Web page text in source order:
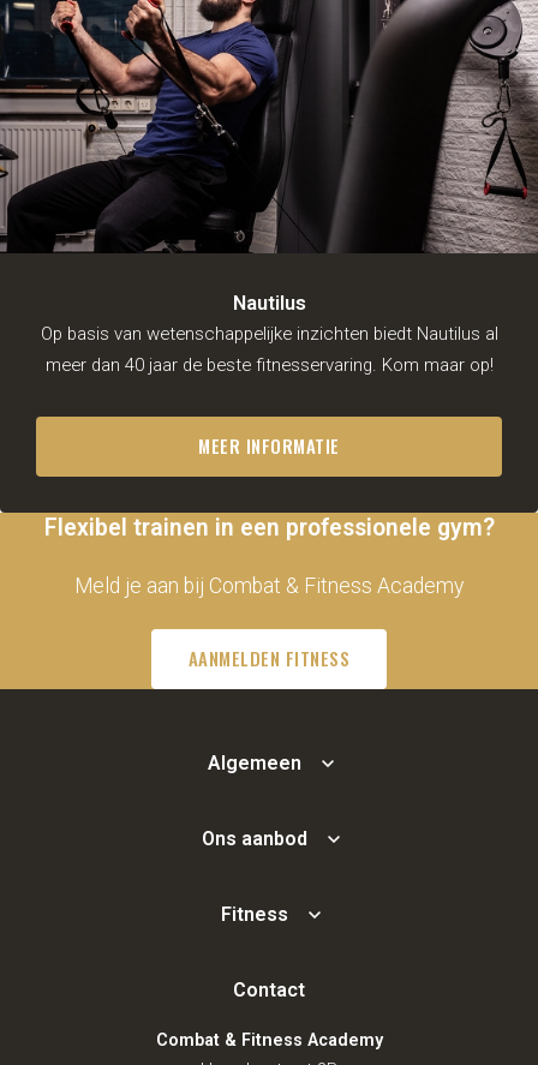
Nautilus
Op basis van wetenschappelijke inzichten biedt Nautilus al
meer dan 40 jaar de beste fitnesservaring. Kom maar op!
MEER INFORMATIE
Flexibel trainen in een professionele gym?
Meld je aan bij Combat & Fitness Academy
AANMELDEN FITNESS
Algemeen
Ons aanbod
Fitness
Contact
Combat & Fitness Academy